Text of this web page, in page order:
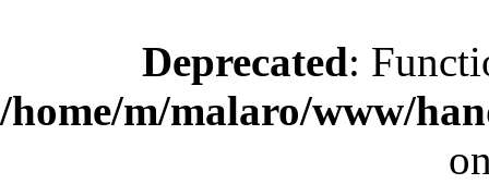
Deprecated:
/home/m/malaro/www/